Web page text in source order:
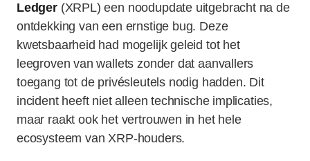
Ledger(XRPL) een noodupdate uitgebracht na de
ontdekking van een ernstige bug. Deze
kwetsbaarheid had mogelijk geleid tot het
leegroven van wallets zonder dat aanvallers
toegang tot de privésleutels nodig hadden. Dit
incident heeft niet alleen technische implicaties,
maar raakt ook het vertrouwen in het hele
ecosysteem van XRP-houders.